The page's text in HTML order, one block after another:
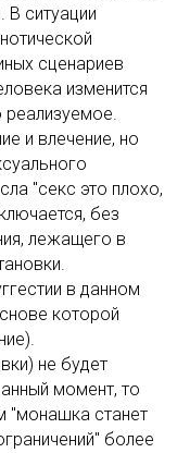
ситуации
сценариев
изменится
и влечение, но
"секс это плохо,
без
лежащего в
в данном
которой
не будет
момент, то
"монашка станет
более